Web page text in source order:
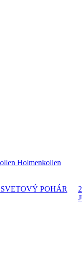
Holmenkollen
SVETOVÝ POHÁR